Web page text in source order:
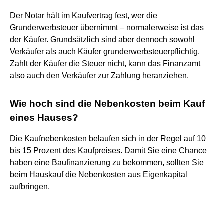
Der Notar hält im Kaufvertrag fest, wer die
Grunderwerbsteuer übernimmt – normalerweise ist das
der Käufer. Grundsätzlich sind aber dennoch sowohl
Verkäufer als auch Käufer grunderwerbsteuerpflichtig.
Zahlt der Käufer die Steuer nicht, kann das Finanzamt
also auch den Verkäufer zur Zahlung heranziehen.
Wie hoch sind die Nebenkosten beim Kauf
eines Hauses?
Die Kaufnebenkosten belaufen sich in der Regel auf 10
bis 15 Prozent des Kaufpreises. Damit Sie eine Chance
haben eine Baufinanzierung zu bekommen, sollten Sie
beim Hauskauf die Nebenkosten aus Eigenkapital
aufbringen.